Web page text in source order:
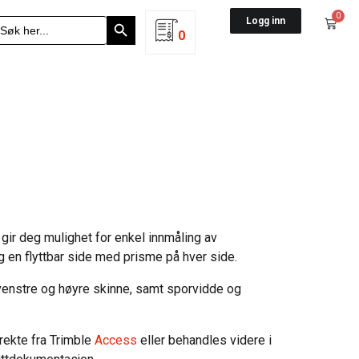
Search Button
0
Logg inn 0
deg mulighet for enkel innmåling av
flyttbar side med prisme på hver side.
og høyre skinne, samt sporvidde og
fra Trimble Access eller behandles videre i